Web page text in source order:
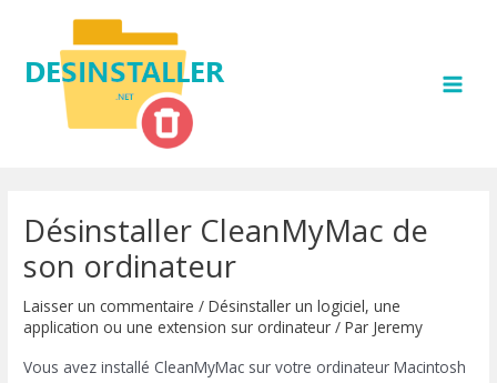
contenu
Désinstaller CleanMyMac de
son ordinateur
Laisser un commentaire /Désinstaller un logiciel, une
application ou une extension sur ordinateur / Par Jeremy
Vous avez installé CleanMyMac sur votre ordinateur Macintosh